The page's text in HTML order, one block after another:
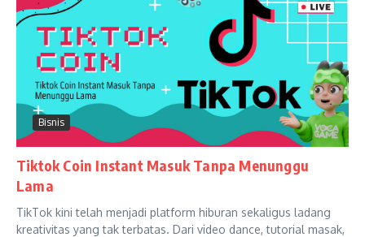
Bisnis
Tiktok Coin Instant Masuk Tanpa Menunggu
Lama
TikTok kini telah menjadi platform hiburan sekaligus ladang
kreativitas yang tak terbatas. Dari video dance, tutorial masak,